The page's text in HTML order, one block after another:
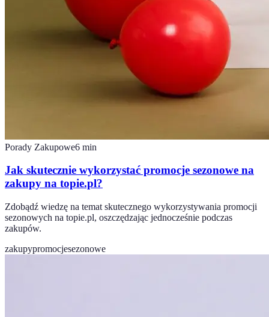
Porady Zakupowe6 min
Jak skutecznie wykorzystać promocje sezonowe na
zakupy na topie.pl?
Zdobądź wiedzę na temat skutecznego wykorzystywania promocji
sezonowych na topie.pl, oszczędzając jednocześnie podczas
zakupów.
zakupypromocjesezonowe